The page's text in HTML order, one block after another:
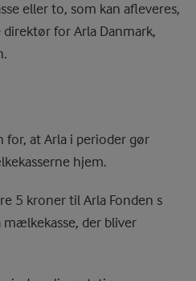
eller to, som kan afleveres,
for Arla Danmark,
for, at Arla i perioder gør
hjem.
5 kroner til Arla Fonden s
der bliver